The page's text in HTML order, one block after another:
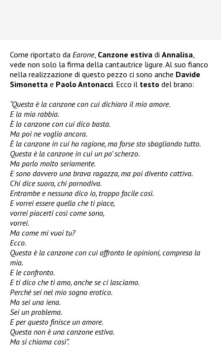
Come riportato da Earone, Canzone estiva di Annalisa
vede non solo la firma della cantautrice ligure. Al suo fianco
nella realizzazione di questo pezzo ci sono anche Davide
Simonetta e Paolo Antonacci. Ecco il testo del brano:
“Questa è la canzone con cui dichiaro il mio amore.
E la mia rabbia.
È la canzone con cui dico basta.
Ma poi ne voglio ancora.
È la canzone in cui ho ragione, ma forse sto sbagliando tutto.
Questa è la canzone in cui un po’ scherzo.
Ma parlo molto seriamente.
E sono davvero una brava ragazza, ma poi divento cattiva.
Chi dice suora, chi pornodiva.
Entrambe e nessuna dico io, troppo facile così.
E vorrei essere quella che ti piace,
vorrei piacerti così come sono,
vorrei.
Ma come mi vuoi tu?
Ecco.
Questa è la canzone con cui affronto le opinioni, compresa la
mia.
E le confronto.
E ti dico che ti amo, anche se ci lasciamo.
Perché sei nel mio sogno erotico.
Ma sei una iena.
Sei un problema.
E per questo finisce un amore.
Questa non è una canzone estiva.
Ma si chiama così”.